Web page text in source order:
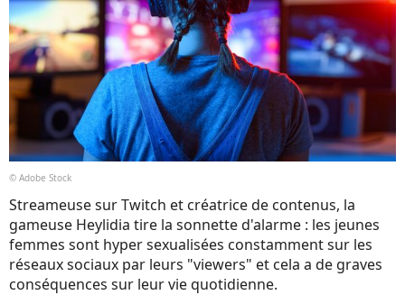
© Adobe Stock
Streameuse sur Twitch et créatrice de contenus, la
gameuse Heylidia tire la sonnette d'alarme : les jeunes
femmes sont hyper sexualisées constamment sur les
réseaux sociaux par leurs "viewers" et cela a de graves
conséquences sur leur vie quotidienne.